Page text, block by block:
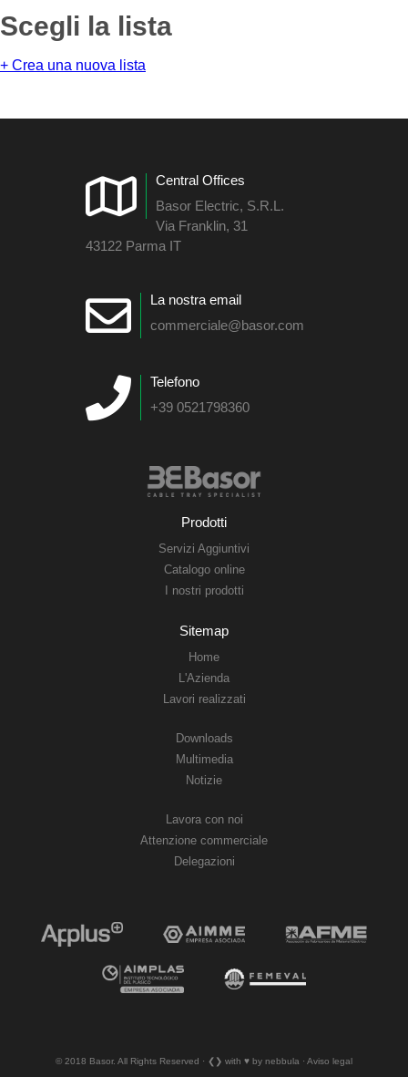
Scegli la lista
+ Crea una nuova lista
Central Offices
Basor Electric, S.R.L.
Via Franklin, 31
43122 Parma IT
La nostra email
commerciale@basor.com
Telefono
+39 0521798360
Prodotti
Servizi Aggiuntivi
Catalogo online
I nostri prodotti
Sitemap
Home
L'Azienda
Lavori realizzati
Downloads
Multimedia
Notizie
Lavora con noi
Attenzione commerciale
Delegazioni
© 2018 Basor. All Rights Reserved · ❮❯ with ♥︎ by nebbula · Aviso legal